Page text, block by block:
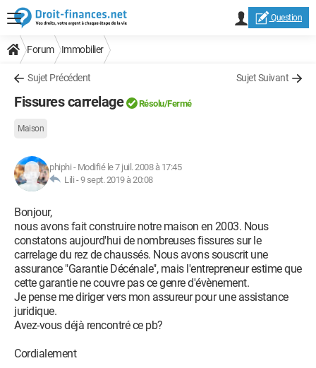
Question
Forum Immobilier
Sujet Précédent Sujet Suivant
Fissures carrelage Résolu/Fermé
Maison
phiphi - Modifié le 7 juil. 2008 à 17:45
Lili -9 sept. 2019 à 20:08
Bonjour,
nous avons fait construire notre maison en 2003. Nous
constatons aujourd'hui de nombreuses fissures sur le
carrelage du rez de chaussés. Nous avons souscrit une
assurance "Garantie Décénale", mais l'entrepreneur estime que
cette garantie ne couvre pas ce genre d'évènement.
Je pense me diriger vers mon assureur pour une assistance
juridique.
Avez-vous déjà rencontré ce pb?
Cordialement